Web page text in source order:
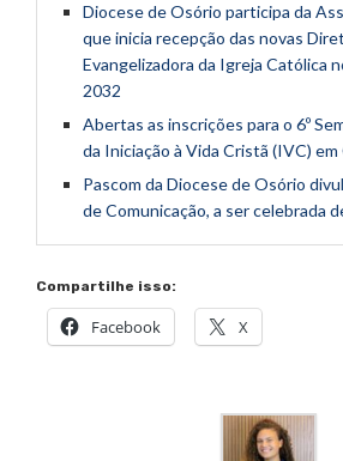
Diocese de Osório participa da
que inicia recepção das novas
Evangelizadora da Igreja Católica
2032
Abertas as inscrições para o 6º
da Iniciação à Vida Cristã (IVC)
Pascom da Diocese de Osório
de Comunicação, a ser celebrada
Compartilhe isso:
Facebook X